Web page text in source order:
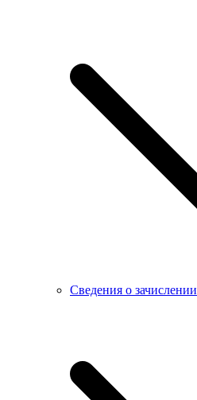
Сведения о зачислении